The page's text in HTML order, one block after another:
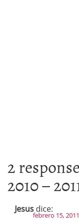
2
2010 –
Jesus dice:
febrero 15,